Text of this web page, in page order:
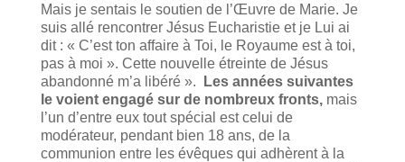
Mais je sentais le soutien de l’Œuvre de Marie. Je
suis allé rencontrer Jésus Eucharistie et je Lui ai
dit : « C’est ton affaire à Toi, le Royaume est à toi,
pas à moi ». Cette nouvelle étreinte de Jésus
abandonné m’a libéré ».
Les années suivantes
le voient engagé sur de nombreux fronts,mais
l’un d’entre eux tout spécial est celui de
modérateur, pendant bien 18 ans, de la
communion entre les évêques qui adhèrent à la